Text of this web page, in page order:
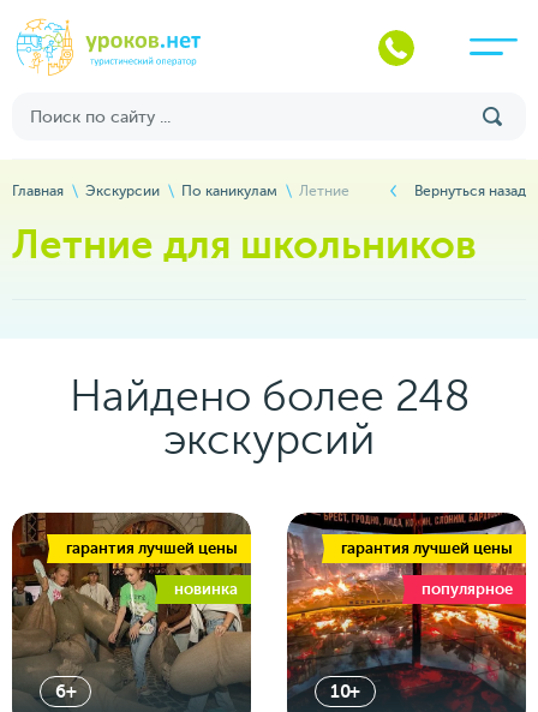
Главная Экскурсии По каникулам Летние Вернуться назад
Летние для школьников
Найдено более 248
экскурсий
гарантия лучшей цены
новинка
6+
гарантия лучшей цены
популярное
10+